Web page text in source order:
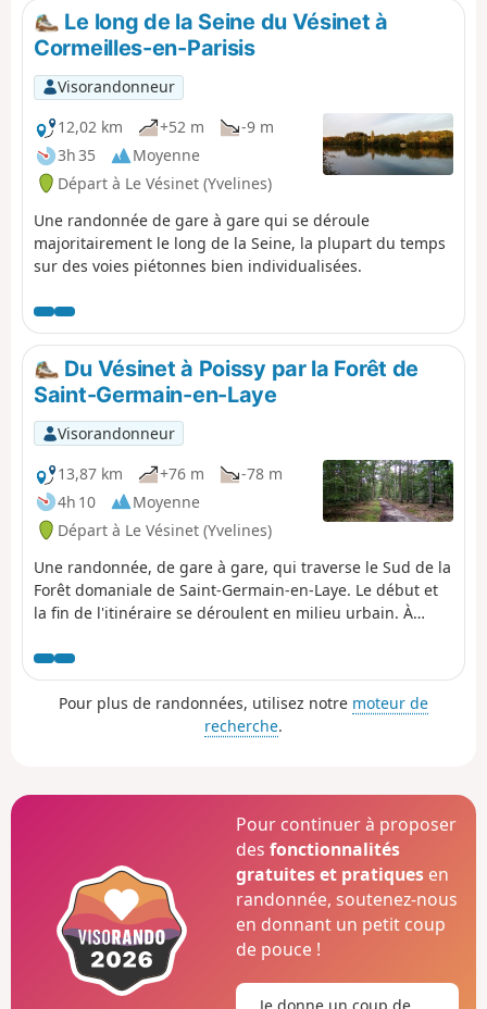
Le long de la Seine du Vésinet à
Cormeilles-en-Parisis
Visorandonneur
12,02 km
+52 m
-9 m
3h 35
Moyenne
Départ à Le Vésinet (Yvelines)
Une randonnée de gare à gare qui se déroule
majoritairement le long de la Seine, la plupart du temps
sur des voies piétonnes bien individualisées.
Du Vésinet à Poissy par la Forêt de
Saint-Germain-en-Laye
Visorandonneur
13,87 km
+76 m
-78 m
4h 10
Moyenne
Départ à Le Vésinet (Yvelines)
Une randonnée, de gare à gare, qui traverse le Sud de la
Forêt domaniale de Saint-Germain-en-Laye. Le début et
la fin de l'itinéraire se déroulent en milieu urbain. À
touche patrimoniale.
Pour plus de randonnées, utilisez notre moteur de
recherche.
Pour continuer à proposer
desfonctionnalités
gratuites et pratiques en
randonnée, soutenez-nous
en donnant un petit coup
de pouce !
Je donne un coup de